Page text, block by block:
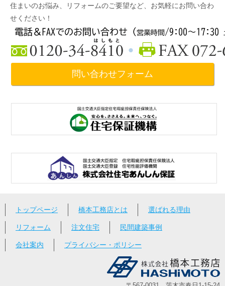
住まいのお悩み、リフォームのご要望など、お気軽にお問い合わ
せください！
問い合わせフォーム
トップページ 橋本工務店とは 選ばれる理由
リフォーム 注文住宅 民間建築事例
会社案内 プライバシー・ポリシー